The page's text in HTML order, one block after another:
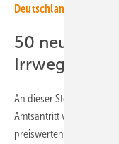
Deutschland verfehlt
50 neue
Irrweg
An dieser Stelle steht
Amtsantritt vor einer
preiswerten Strom. Dies